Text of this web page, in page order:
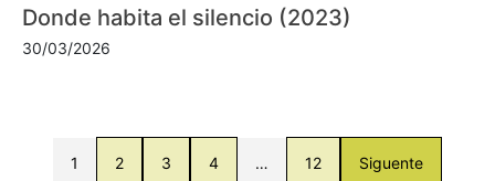
Donde habita el silencio (2023)
30/03/2026
1 2 3 4 … 12 Siguente